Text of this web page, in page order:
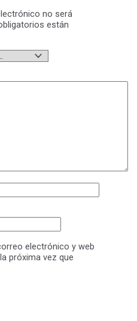
no será
están
electrónico y web
próxima vez que